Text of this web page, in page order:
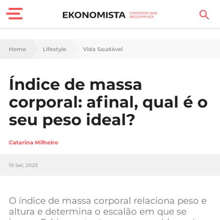
Finanças Pessoais
Carreira
Casa
Lifestyle
Sociedade
Negócios
Home Lifestyle Vida Saudável
Índice de massa
corporal: afinal, qual é o
seu peso ideal?
Catarina Milheiro
19 Set, 2025
O índice de massa corporal relaciona peso e
altura e determina o escalão em que se